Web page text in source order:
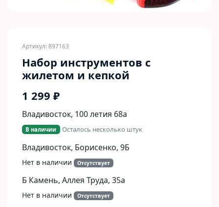
Артикул: 897163
Набор инструментов с
жилетом и кепкой
1 299 ₽
Владивосток, 100 летия 68а
В наличии Осталось несколько штук
Владивосток, Борисенко, 9Б​
Нет в наличии Отсутствует
Б Камень, Аллея Труда, 35а
Нет в наличии Отсутствует